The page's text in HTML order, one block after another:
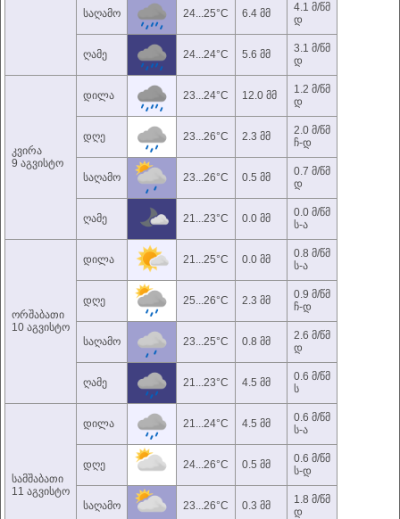
საღამო 24...25°C 6.4 მმ
4.1 მ/წმ
დ
ღამე 24...24°C 5.6 მმ
3.1 მ/წმ
დ
კვირა
9 აგვისტო
დილა 23...24°C 12.0 მმ
1.2 მ/წმ
დ
დღე 23...26°C 2.3 მმ
2.0 მ/წმ
ჩ-დ
საღამო 23...26°C 0.5 მმ
0.7 მ/წმ
დ
ღამე 21...23°C 0.0 მმ
0.0 მ/წმ
ს-ა
ორშაბათი
10 აგვისტო
დილა 21...25°C 0.0 მმ
0.8 მ/წმ
ს-ა
დღე 25...26°C 2.3 მმ
0.9 მ/წმ
ჩ-დ
საღამო 23...25°C 0.8 მმ
2.6 მ/წმ
დ
ღამე 21...23°C 4.5 მმ
0.6 მ/წმ
ს
სამშაბათი
11 აგვისტო
დილა 21...24°C 4.5 მმ
0.6 მ/წმ
ს-ა
დღე 24...26°C 0.5 მმ
0.6 მ/წმ
ს-დ
საღამო 23...26°C 0.3 მმ
1.8 მ/წმ
დ